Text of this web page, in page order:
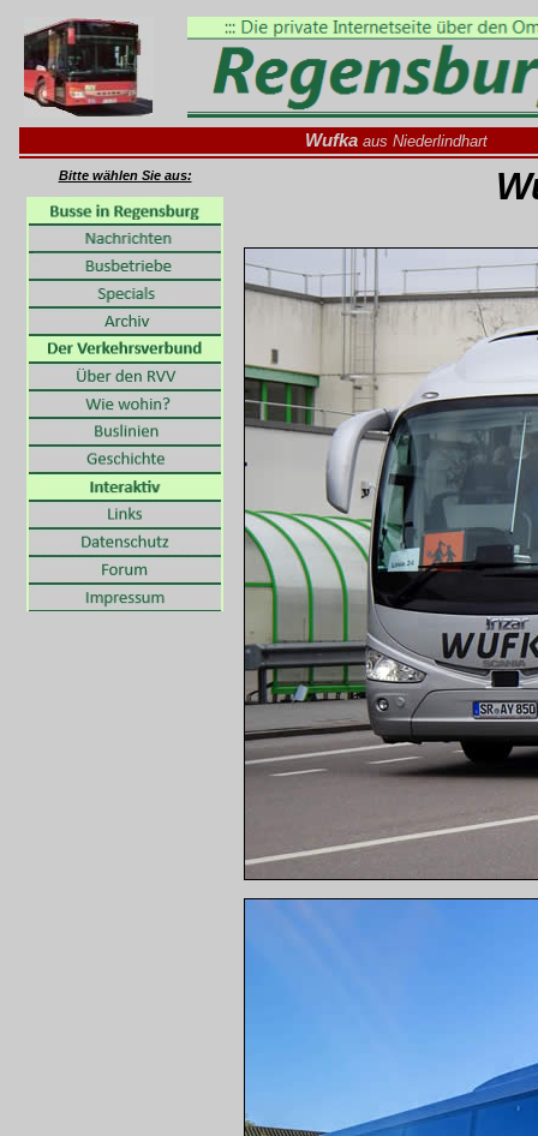
Wufka aus Niederlindhart
Bitte wählen Sie aus: